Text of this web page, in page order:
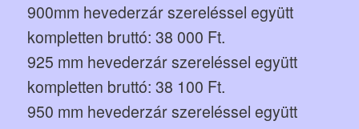
900mm hevederzár szereléssel együtt
kompletten bruttó: 38 000 Ft.
925 mm hevederzár szereléssel együtt
kompletten bruttó: 38 100 Ft.
950 mm hevederzár szereléssel együtt